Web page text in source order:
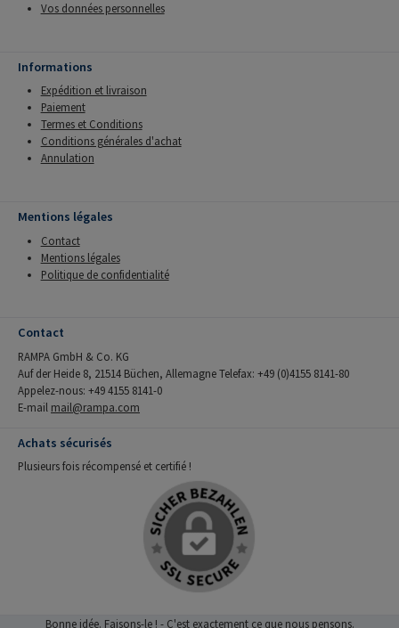
Vos données personnelles
Informations
Expédition et livraison
Paiement
Termes et Conditions
Conditions générales d'achat
Annulation
Mentions légales
Contact
Mentions légales
Politique de confidentialité
Contact
RAMPA GmbH & Co. KG
Auf der Heide 8, 21514 Büchen, Allemagne Telefax: +49 (0)4155 8141-80
Appelez-nous: +49 4155 8141-0
E-mail mail@rampa.com
Achats sécurisés
Plusieurs fois récompensé et certifié !
Bonne idée. Faisons-le ! - C'est exactement ce que nous pensons.